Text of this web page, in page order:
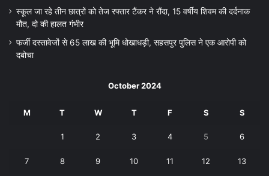
स्कूल जा रहे तीन छात्रों को तेज रफ्तार टैंकर ने रौंदा, 15 वर्षीय शिवम की दर्दनाक
मौत, दो की हालत गंभीर
फर्जी दस्तावेजों से 65 लाख की भूमि धोखाधड़ी, सहसपुर पुलिस ने एक आरोपी को
दबोचा
October 2024
M T W T F S S
1 2 3 4 5 6
7 8 9 10 11 12 13